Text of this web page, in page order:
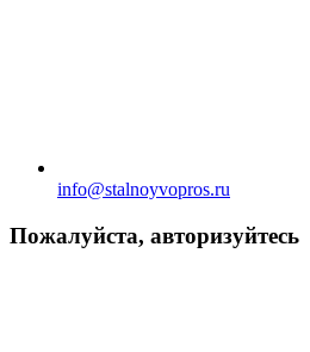
info@stalnoyvopros.ru
Пожалуйста, авторизуйтесь